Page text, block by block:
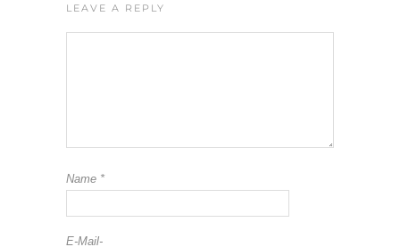
LEAVE A REPLY
Name *
E-Mail-